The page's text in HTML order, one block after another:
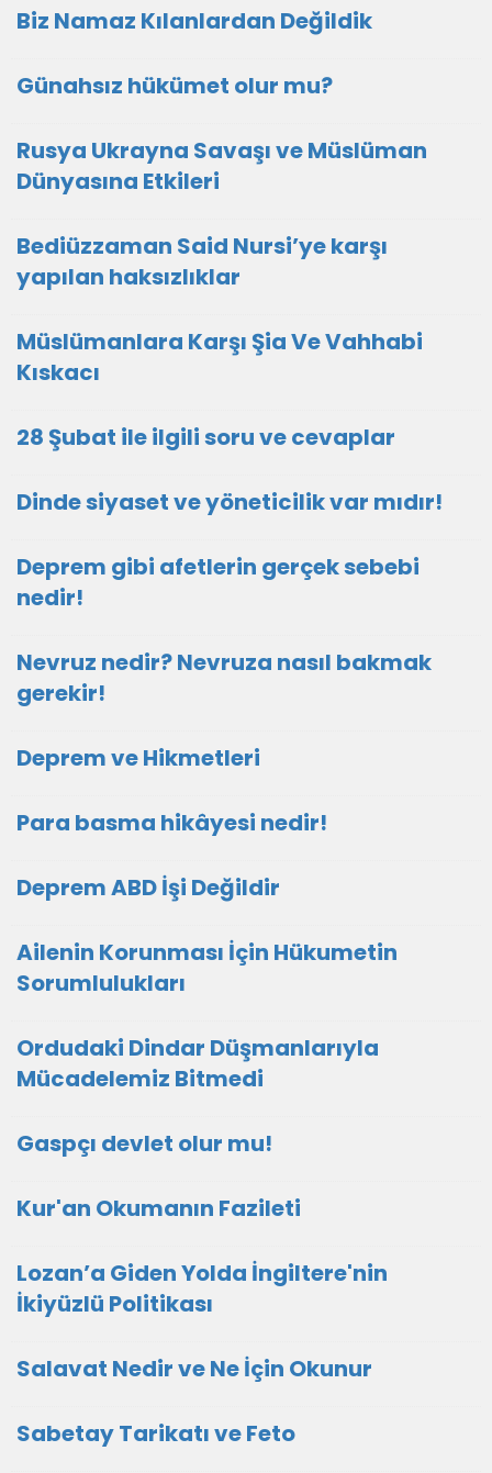
Biz Namaz Kılanlardan Değildik
Günahsız hükümet olur mu?
Rusya Ukrayna Savaşı ve Müslüman
Dünyasına Etkileri
Bediüzzaman Said Nursi’ye karşı
yapılan haksızlıklar
Müslümanlara Karşı Şia Ve Vahhabi
Kıskacı
28 Şubat ile ilgili soru ve cevaplar
Dinde siyaset ve yöneticilik var mıdır!
Deprem gibi afetlerin gerçek sebebi
nedir!
Nevruz nedir? Nevruza nasıl bakmak
gerekir!
Deprem ve Hikmetleri
Para basma hikâyesi nedir!
Deprem ABD İşi Değildir
Ailenin Korunması İçin Hükumetin
Sorumlulukları
Ordudaki Dindar Düşmanlarıyla
Mücadelemiz Bitmedi
Gaspçı devlet olur mu!
Kur'an Okumanın Fazileti
Lozan’a Giden Yolda İngiltere'nin
İkiyüzlü Politikası
Salavat Nedir ve Ne İçin Okunur
Sabetay Tarikatı ve Feto